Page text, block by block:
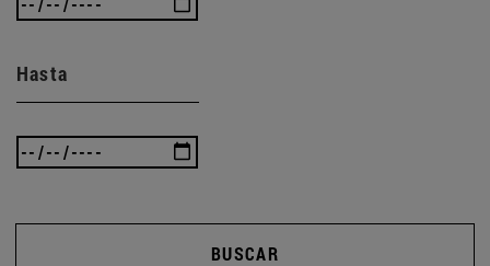
Hasta
BUSCAR